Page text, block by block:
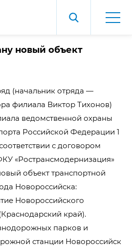
новый объект
(начальник отряда —
филиала Виктор Тихонов)
ведомственной охраны
Российской Федерации 1
с договором
«Ространсмодернизация»
объект транспортной
Новороссийска:
Новороссийского
край).
парков и
станции Новороссийск